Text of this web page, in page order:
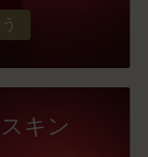
キン